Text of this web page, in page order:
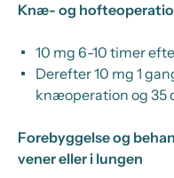
Knæ- og
10 mg 6-10 timer
Derefter 10 mg 1
knæoperation og 35
Forebyggelse og
vener eller i lungen